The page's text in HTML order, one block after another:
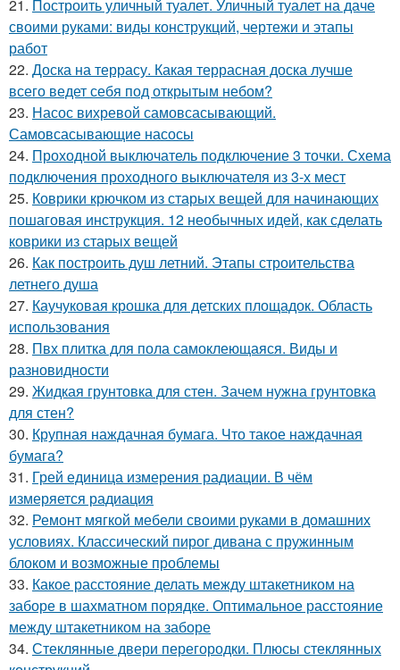
21. Построить уличный туалет. Уличный туалет на даче
своими руками: виды конструкций, чертежи и этапы
работ
22. Доска на террасу. Какая террасная доска лучше
всего ведет себя под открытым небом?
23. Насос вихревой самовсасывающий.
Самовсасывающие насосы
24. Проходной выключатель подключение 3 точки. Схема
подключения проходного выключателя из 3-х мест
25. Коврики крючком из старых вещей для начинающих
пошаговая инструкция. 12 необычных идей, как сделать
коврики из старых вещей
26. Как построить душ летний. Этапы строительства
летнего душа
27. Каучуковая крошка для детских площадок. Область
использования
28. Пвх плитка для пола самоклеющаяся. Виды и
разновидности
29. Жидкая грунтовка для стен. Зачем нужна грунтовка
для стен?
30. Крупная наждачная бумага. Что такое наждачная
бумага?
31. Грей единица измерения радиации. В чём
измеряется радиация
32. Ремонт мягкой мебели своими руками в домашних
условиях. Классический пирог дивана с пружинным
блоком и возможные проблемы
33. Какое расстояние делать между штакетником на
заборе в шахматном порядке. Оптимальное расстояние
между штакетником на заборе
34. Стеклянные двери перегородки. Плюсы стеклянных